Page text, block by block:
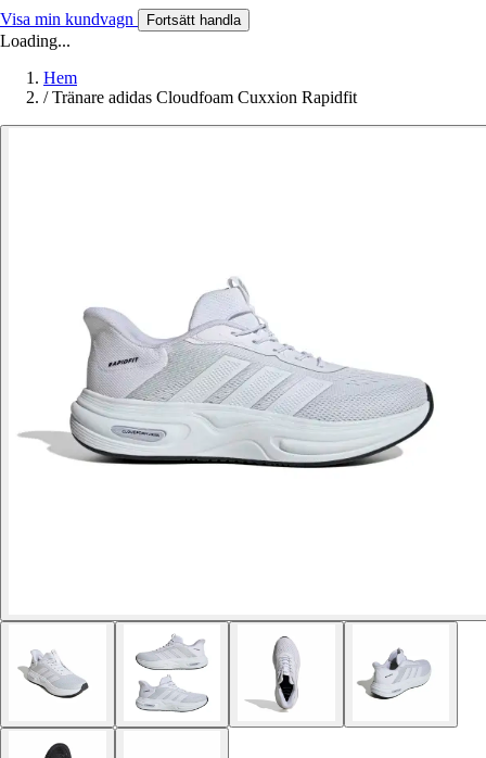
Visa min kundvagn Fortsätt handla
Loading...
Hem
/ Tränare adidas Cloudfoam Cuxxion Rapidfit